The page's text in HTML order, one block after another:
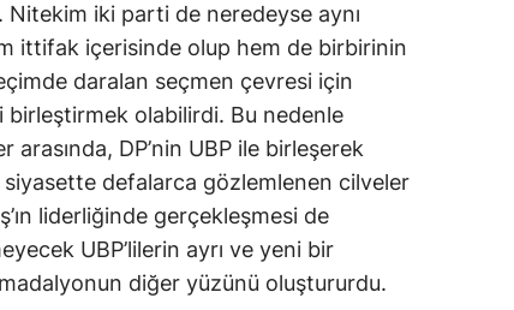
Nitekim iki parti de neredeyse aynı
ittifak içerisinde olup hem de birbirinin
daralan seçmen çevresi için
birleştirmek olabilirdi. Bu nedenle
arasında, DP’nin UBP ile birleşerek
defalarca gözlemlenen cilveler
liderliğinde gerçekleşmesi de
UBP’lilerin ayrı ve yeni bir
diğer yüzünü oluştururdu.